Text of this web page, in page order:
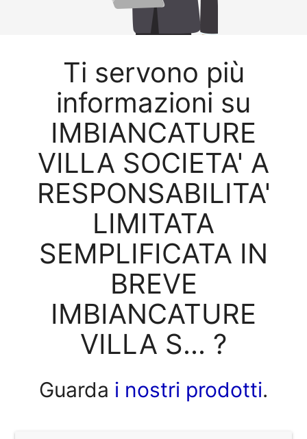
Ti servono più
informazioni su
IMBIANCATURE
VILLA SOCIETA' A
RESPONSABILITA'
LIMITATA
SEMPLIFICATA IN
BREVE
IMBIANCATURE
VILLA S... ?
Guarda i nostri prodotti.